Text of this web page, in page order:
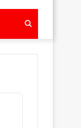
por